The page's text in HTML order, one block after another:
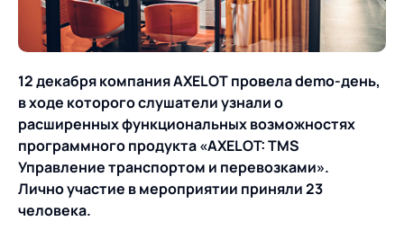
ИТ-аккредитация
Импортозамещение
Управление цепями
поставок
Управление складами
Управление перевозками
и транспортным парком
Интегрированное
планирование
Оптимизация в цепях
поставок
Управление двором
Логистический
консалтинг
Роботизация
Услуги
Логистический
консалтинг
Автоматизация
процессов
Техническое оснащение
Нетворкинг и обмен
опытом вместе с AXELOT
Облачные сервисы
Формирование центров
Пресс-центр
Новости
Мероприятия
СМИ о нас
Архив мероприятий
Проекты
12 декабря компания AXELOT провела demo-день,
в ходе которого слушатели узнали о
расширенных функциональных возможностях
программного продукта «AXELOT: TMS
Управление транспортом и перевозками».
Лично участие в мероприятии приняли 23
человека.